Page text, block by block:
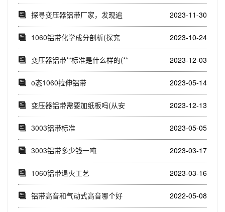
探寻变压器铝带厂家，发现遍
布全国的制造商(...
2023-11-30
1060铝带化学成分剖析(探究
1060铝带...
2023-10-24
变压器铝带**标准是什么样的(**
标准对变...
2023-12-03
o态1060拉伸铝带 2023-05-14
变压器铝带需要加纸板吗(从安
全、保护和稳定...
2023-12-13
3003铝带标准 2023-05-05
3003铝带多少钱一吨 2023-03-17
1060铝带退火工艺 2023-03-16
铝带高音和气动式高音哪个好 2022-05-08